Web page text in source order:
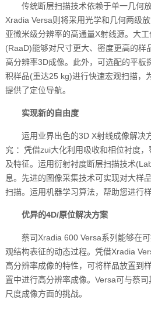
传统断层扫描技术依赖于单一几何放
Xradia Versa则将采用光学和几何两级
亚微米级分辨率的高通量X射线源。大
(RaaD)能够对尺寸更大、密度更高的样
高分辨率3D成像。此外，可选配的平板
积样品(重达25 kg)进行快速宏观扫描，
提供了定位导航。
实现新的自由度
运用业界出色的3D X射线成像解决
究 ：凭借zui大化利用吸收和相位衬度
及特征。运用衍射衬度断层扫描技术
息。先进的图像采集技术可实现对大样
扫描。运用机器学习算法，帮助您进行
优异的4D/原位解决方案
蔡司Xradia 600 Versa系列能够在可
观结构表征的动态过程。凭借Xradia
高分辨率成像的特性，可将样品放置到
置中进行高分辨率成像。Versa可与蔡
尺度成像方面的挑战。